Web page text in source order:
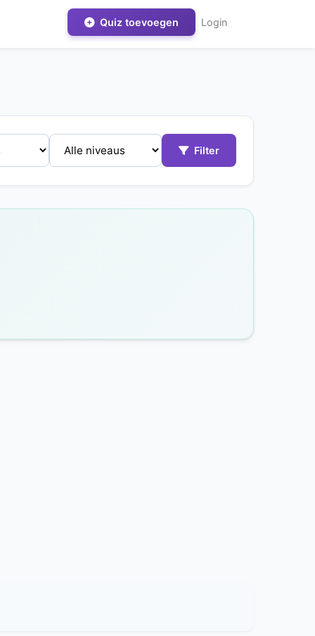
Quiz toevoegen Login
Filter